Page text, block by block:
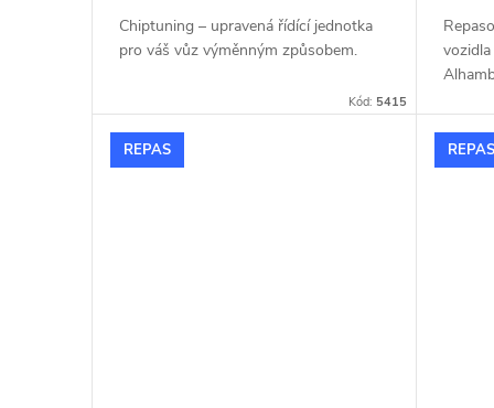
k
Chiptuning – upravená řídící jednotka
pro váš vůz výměnným způsobem.
Kód: 5415
Jetta
REPAS REPAS